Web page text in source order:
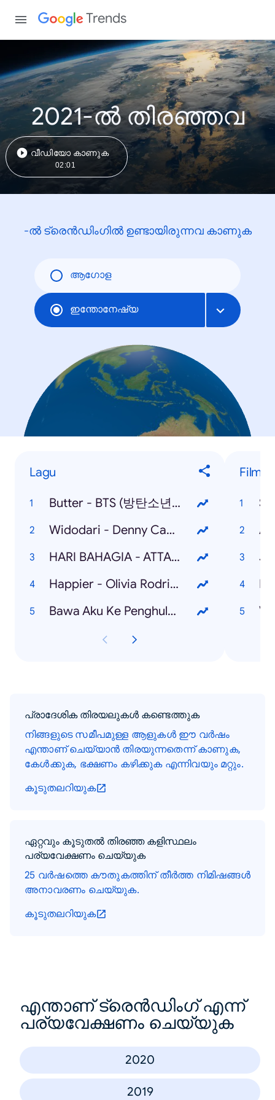
Trends
2021-ൽ തിരഞ്ഞവ
വീഡിയോ കാണുക
02:01
-ൽ ട്രെൻഡിംഗിൽ ഉണ്ടായിരുന്നവ കാണുക
ആഗോള
ഇന്തോനേഷ്യ
Lagu
Butter - BTS (방탄소년단)
Widodari - Denny Caknan Feat. Guyon Waton
HARI BAHAGIA - ATTA Halilintar & AUREL Hermansyah
Happier - Olivia Rodrigo
Bawa Aku Ke Penghulu - Lesti
Film /
പ്രാദേശിക തിരയലുകൾ കണ്ടെത്തുക
നിങ്ങളുടെ സമീപമുള്ള ആളുകൾ ഈ വർഷം
എന്താണ് ചെയ്യാൻ തിരയുന്നതെന്ന് കാണുക,
കേൾക്കുക, ഭക്ഷണം കഴിക്കുക എന്നിവയും മറ്റും.
കൂടുതലറിയുക
ഏറ്റവും കൂടുതൽ തിരഞ്ഞ കളിസ്ഥലം
പര്യവേക്ഷണം ചെയ്യുക
25 വർഷത്തെ കൗതുകത്തിന് തീർത്ത നിമിഷങ്ങൾ
അനാവരണം ചെയ്യുക.
കൂടുതലറിയുക
എന്താണ് ട്രെൻഡിംഗ് എന്ന്
പര്യവേക്ഷണം ചെയ്യുക
2020
2019